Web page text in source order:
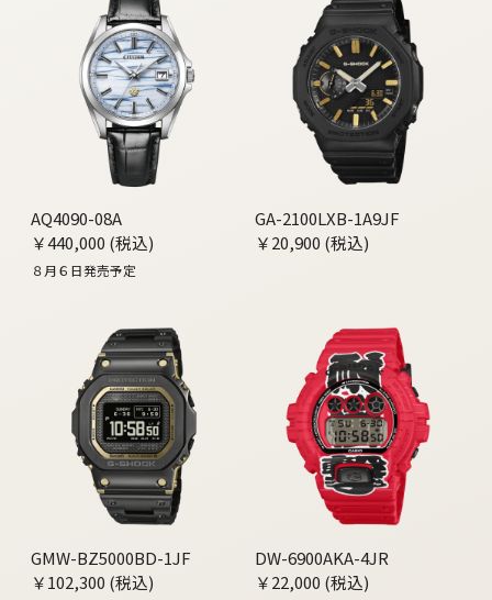
AQ4090-08A
￥440,000 (税込)
８月６日発売予定
GA-2100LXB-1A9JF
￥20,900 (税込)
GMW-BZ5000BD-1JF
￥102,300 (税込)
DW-6900AKA-4JR
￥22,000 (税込)